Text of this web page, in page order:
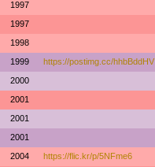
1997
1997
1998
1999 https://postimg.cc/hhbBddHV
2000
2001
2001
2001
2004 https://flic.kr/p/5NFme6